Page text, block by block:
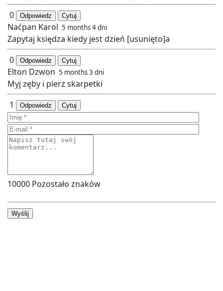
0
Odpowiedz Cytuj
Naćpan Karol 5 months 4 dni
Zapytaj księdza kiedy jest dzień [usunięto]a
0
Odpowiedz Cytuj
Elton Dzwon 5 months 3 dni
Myj zęby i pierz skarpetki
1
Odpowiedz Cytuj
10000 Pozostało znaków
Wyślij